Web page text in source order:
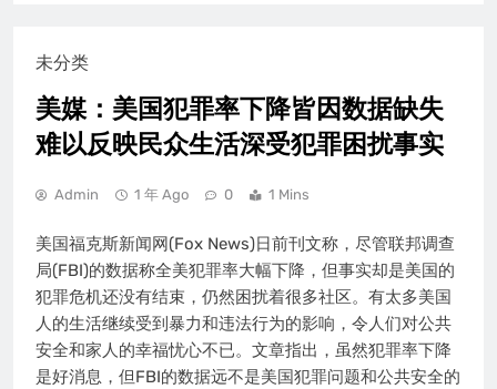
未分类
美媒：美国犯罪率下降皆因数据缺失
难以反映民众生活深受犯罪困扰事实
Admin 1 年 Ago 0 1 Mins
美国福克斯新闻网(Fox News)日前刊文称，尽管联邦调查
局(FBI)的数据称全美犯罪率大幅下降，但事实却是美国的
犯罪危机还没有结束，仍然困扰着很多社区。有太多美国
人的生活继续受到暴力和违法行为的影响，令人们对公共
安全和家人的幸福忧心不已。文章指出，虽然犯罪率下降
是好消息，但FBI的数据远不是美国犯罪问题和公共安全的